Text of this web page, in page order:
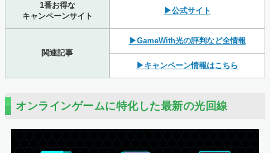
1番お得な
キャンペーンサイト
▶公式サイト
関連記事
▶GameWith光の評判など全情報
▶キャンペーン情報はこちら
オンラインゲームに特化した最新の光回線